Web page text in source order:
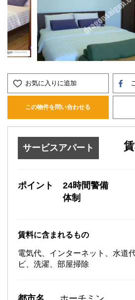
お気に入りに追加
この物件を問い合わせる
サービスアパート
ポイント
24時間警備
体制
賃料に含まれるもの
電気代、インターネット、水道
ビ、洗濯、部屋掃除